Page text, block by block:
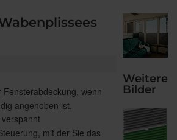
Fensterabdeckung, wenn
angehoben ist.
mit der Sie das
Weitere
Bilder